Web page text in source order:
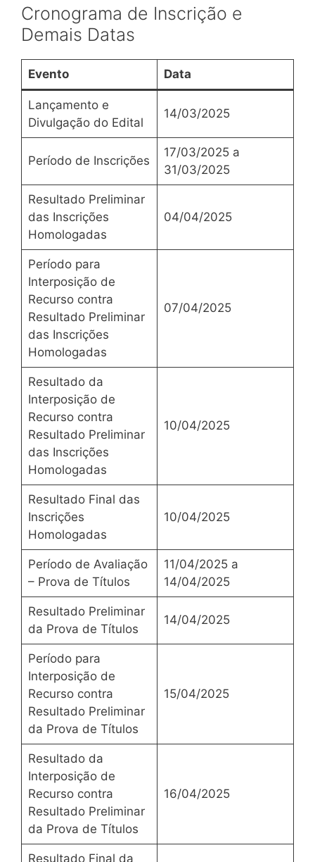
Cronograma de Inscrição e
Demais Datas
Evento Data
Lançamento e
Divulgação do Edital
14/03/2025
Período de Inscrições
17/03/2025 a
31/03/2025
Resultado Preliminar
das Inscrições
Homologadas
04/04/2025
Período para
Interposição de
Recurso contra
Resultado Preliminar
das Inscrições
Homologadas
07/04/2025
Resultado da
Interposição de
Recurso contra
Resultado Preliminar
das Inscrições
Homologadas
10/04/2025
Resultado Final das
Inscrições
Homologadas
10/04/2025
Período de Avaliação
– Prova de Títulos
11/04/2025 a
14/04/2025
Resultado Preliminar
da Prova de Títulos
14/04/2025
Período para
Interposição de
Recurso contra
Resultado Preliminar
da Prova de Títulos
15/04/2025
Resultado da
Interposição de
Recurso contra
Resultado Preliminar
da Prova de Títulos
16/04/2025
Resultado Final da